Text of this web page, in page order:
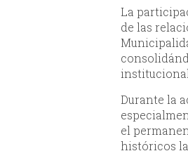
La
de las
institucional.
Durante la
el
históricos